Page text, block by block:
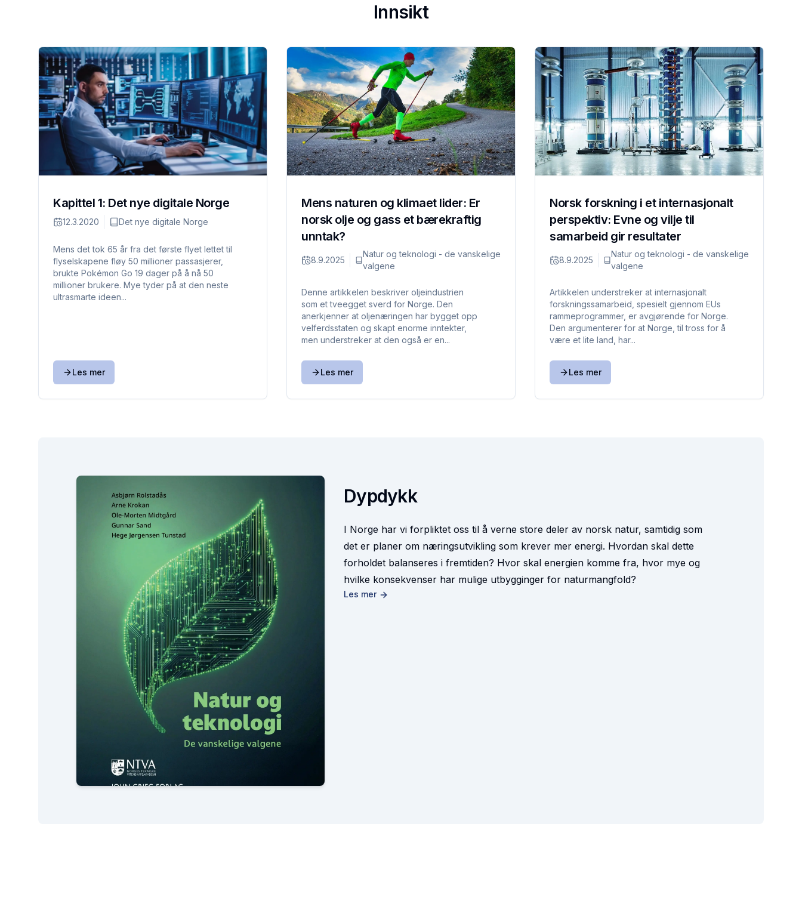
Innsikt
Kapittel 1: Det nye digitale Norge
12.3.2020 Det nye digitale Norge
Mens det tok 65 år fra det første flyet lettet til
flyselskapene fløy 50 millioner passasjerer,
brukte Pokémon Go 19 dager på å nå 50
millioner brukere. Mye tyder på at den neste
ultrasmarte ideen...
Les mer
Mens naturen og klimaet lider: Er
norsk olje og gass et bærekraftig
unntak?
8.9.2025
Natur og teknologi - de vanskelige
valgene
Denne artikkelen beskriver oljeindustrien
som et tveegget sverd for Norge. Den
anerkjenner at oljenæringen har bygget opp
velferdsstaten og skapt enorme inntekter,
men understreker at den også er en...
Les mer
Norsk forskning i et internasjonalt
perspektiv: Evne og vilje til
samarbeid gir resultater
8.9.2025
Natur og teknologi - de vanskelige
valgene
Artikkelen understreker at internasjonalt
forskningssamarbeid, spesielt gjennom EUs
rammeprogrammer, er avgjørende for Norge.
Den argumenterer for at Norge, til tross for å
være et lite land, har...
Les mer
Dypdykk
I Norge har vi forpliktet oss til å verne store deler av norsk natur, samtidig som
det er planer om næringsutvikling som krever mer energi. Hvordan skal dette
forholdet balanseres i fremtiden? Hvor skal energien komme fra, hvor mye og
hvilke konsekvenser har mulige utbygginger for naturmangfold?
Les mer